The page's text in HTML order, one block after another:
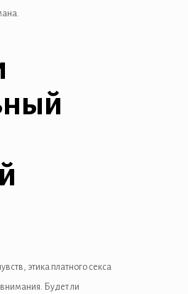
этика платного секса
внимания. Будет ли